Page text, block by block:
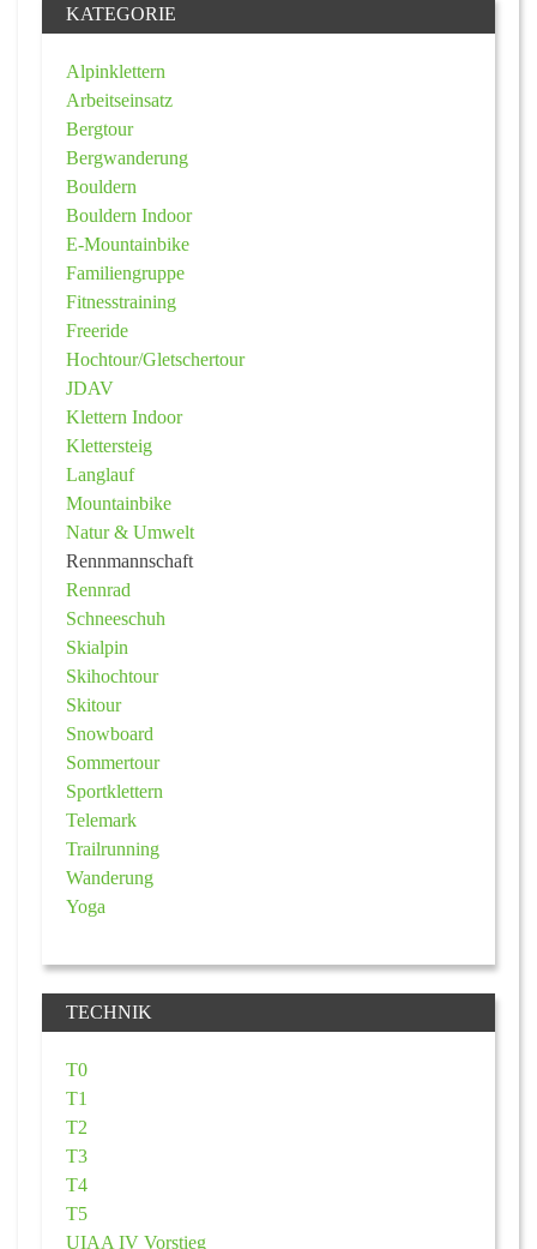
KATEGORIE
Alpinklettern
Arbeitseinsatz
Bergtour
Bergwanderung
Bouldern
Bouldern Indoor
E-Mountainbike
Familiengruppe
Fitnesstraining
Freeride
Hochtour/Gletschertour
JDAV
Klettern Indoor
Klettersteig
Langlauf
Mountainbike
Natur & Umwelt
Rennmannschaft
Rennrad
Schneeschuh
Skialpin
Skihochtour
Skitour
Snowboard
Sommertour
Sportklettern
Telemark
Trailrunning
Wanderung
Yoga
TECHNIK
T0
T1
T2
T3
T4
T5
UIAA IV Vorstieg